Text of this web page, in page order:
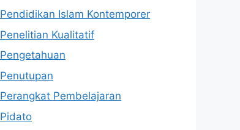
Pendidikan Islam Kontemporer
Penelitian Kualitatif
Pengetahuan
Penutupan
Perangkat Pembelajaran
Pidato